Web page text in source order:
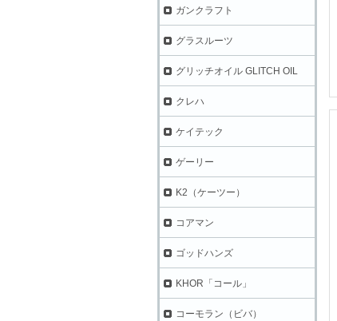
ガンクラフト
グラスルーツ
グリッチオイル GLITCH OIL
クレハ
ケイテック
ゲーリー
K2（ケーツー）
コアマン
ゴッドハンズ
KHOR「コール」
コーモラン（ビバ）